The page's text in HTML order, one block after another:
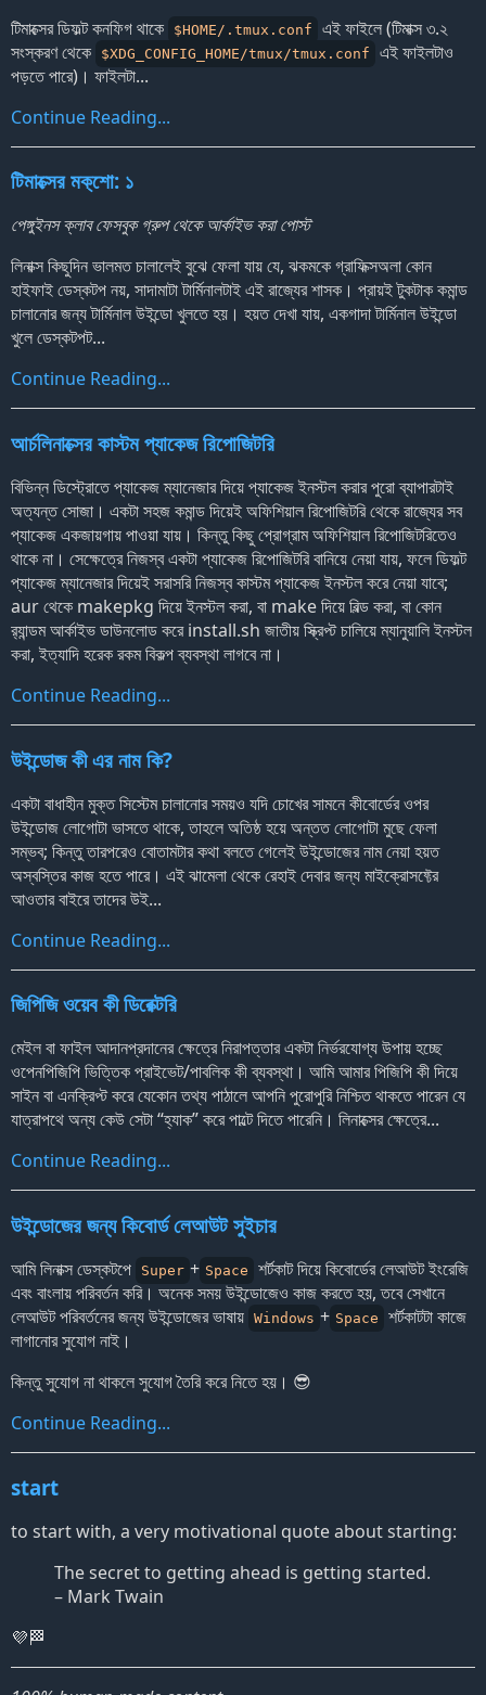
টিমাক্সের ডিফল্ট কনফিগ থাকে
$HOME/.tmux.conf
এই ফাইলে (টিমাক্স ৩.২
সংস্করণ থেকে
$XDG_CONFIG_HOME/tmux/tmux.conf
এই ফাইলটাও
পড়তে পারে)। ফাইলটা...
Continue Reading...
টিমাক্সের মক‍্শো: ১
পেঙ্গুইনস ক্লাব ফেসবুক গ্রুপ থেকে আর্কাইভ করা পোস্ট
লিনাক্স কিছুদিন ভালমত চালালেই বুঝে ফেলা যায় যে, ঝকমকে গ্রাফিক্সঅলা কোন
হাইফাই ডেস্কটপ নয়, সাদামাটা টার্মিনালটাই এই রাজ্যের শাসক। প্রায়ই টুকটাক কমান্ড
চালানোর জন্য টার্মিনাল উইন্ডো খুলতে হয়। হয়ত দেখা যায়, একগাদা টার্মিনাল উইন্ডো
খুলে ডেস্কটপট...
Continue Reading...
আর্চলিনাক্সের কাস্টম প্যাকেজ রিপোজিটরি
বিভিন্ন ডিস্ট্রোতে প্যাকেজ ম্যানেজার দিয়ে প্যাকেজ ইনস্টল করার পুরো ব্যাপারটাই
অত্যন্ত সোজা। একটা সহজ কমান্ড দিয়েই অফিশিয়াল রিপোজিটরি থেকে রাজ্যের সব
প্যাকেজ একজায়গায় পাওয়া যায়। কিন্তু কিছু প্রোগ্রাম অফিশিয়াল রিপোজিটরিতেও
থাকে না। সেক্ষেত্রে নিজস্ব একটা প্যাকেজ রিপোজিটরি বানিয়ে নেয়া যায়, ফলে ডিফল্ট
প্যাকেজ ম্যানেজার দিয়েই সরাসরি নিজস্ব কাস্টম প্যাকেজ ইনস্টল করে নেয়া যাবে;
aur থেকে makepkg দিয়ে ইনস্টল করা, বা make দিয়ে বিল্ড করা, বা কোন
র‍্যান্ডম আর্কাইভ ডাউনলোড করে install.sh জাতীয় স্ক্রিপ্ট চালিয়ে ম্যানুয়ালি ইনস্টল
করা, ইত্যাদি হরেক রকম বিকল্প ব্যবস্থা লাগবে না।
Continue Reading...
উইন্ডোজ কী এর নাম কি?
একটা বাধাহীন মুক্ত সিস্টেম চালানোর সময়ও যদি চোখের সামনে কীবোর্ডের ওপর
উইন্ডোজ লোগোটা ভাসতে থাকে, তাহলে অতিষ্ঠ হয়ে অন্তত লোগোটা মুছে ফেলা
সম্ভব; কিন্তু তারপরেও বোতামটার কথা বলতে গেলেই উইন্ডোজের নাম নেয়া হয়ত
অস্বস্তির কাজ হতে পারে। এই ঝামেলা থেকে রেহাই দেবার জন্য মাইক্রোসফ্টের
আওতার বাইরে তাদের উই...
Continue Reading...
জিপিজি ওয়েব কী ডিরেক্টরি
মেইল বা ফাইল আদানপ্রদানের ক্ষেত্রে নিরাপত্তার একটা নির্ভরযোগ্য উপায় হচ্ছে
ওপেনপিজিপি ভিত্তিক প্রাইভেট/পাবলিক কী ব্যবস্থা। আমি আমার পিজিপি কী দিয়ে
সাইন বা এনক্রিপ্ট করে যেকোন তথ্য পাঠালে আপনি পুরোপুরি নিশ্চিত থাকতে পারেন যে
যাত্রাপথে অন্য কেউ সেটা“হ্যাক”করে পাল্টে দিতে পারেনি। লিনাক্সের ক্ষেত্রে...
Continue Reading...
উইন্ডোজের জন্য কিবোর্ড লেআউট সুইচার
আমি লিনাক্স ডেস্কটপে Super + Space
শর্টকাট দিয়ে কিবোর্ডের লেআউট ইংরেজি
এবং বাংলায় পরিবর্তন করি। অনেক সময় উইন্ডোজেও কাজ করতে হয়, তবে সেখানে
লেআউট পরিবর্তনের জন্য উইন্ডোজের ভাষায় Windows + Space
শর্টকাটটা কাজে
লাগানোর সুযোগ নাই।
কিন্তু সুযোগ না থাকলে সুযোগ তৈরি করে নিতে হয়। 😎
Continue Reading...
start
to start with, a very motivational quote about starting:
The secret to getting ahead is getting started.
– Mark Twain
💜🏁